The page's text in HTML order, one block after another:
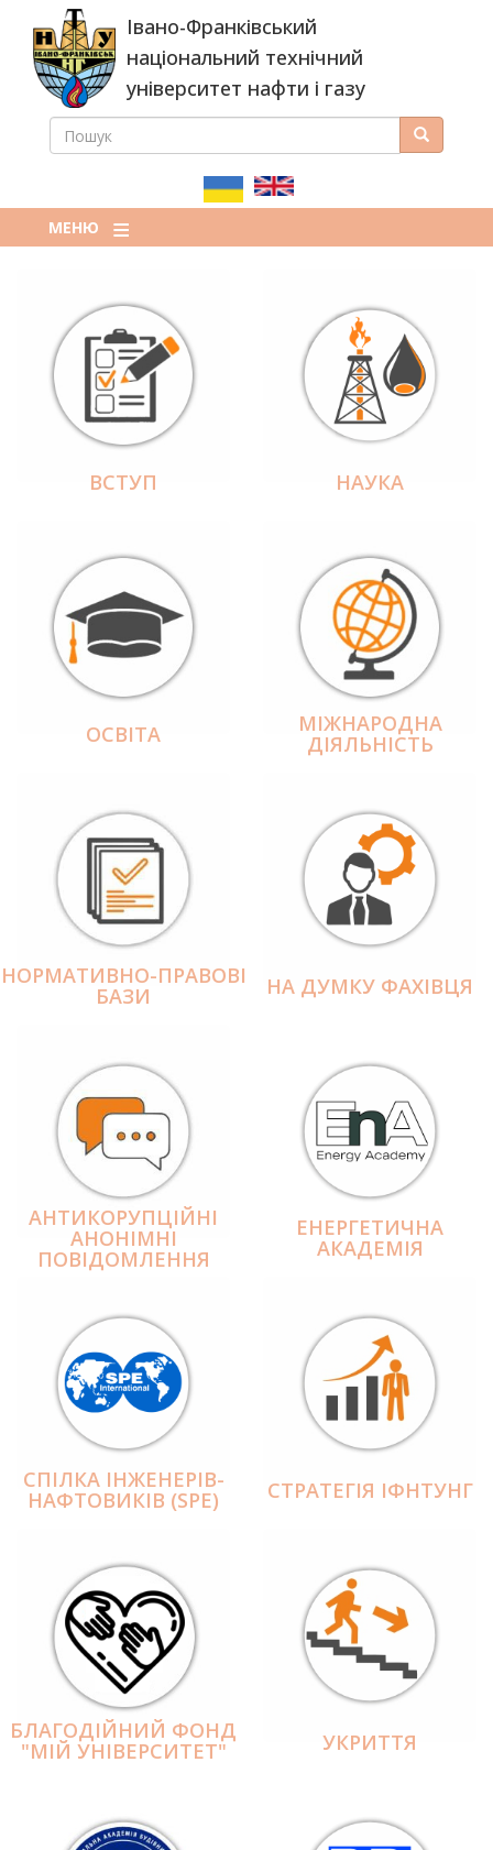
основного
вмісту
Івано-Франківський
національний технічний
університет нафти і газу
ПОШУКОВА
ПОШУК Пошук
МЕНЮ
ВСТУП НАУКА
ОСВІТА МІЖНАРОДНА
ДІЯЛЬНІCТЬ
НОРМАТИВНО-ПРАВОВІ
БАЗИ НА ДУМКУ ФАХІВЦЯ
АНТИКОРУПЦІЙНІ
АНОНІМНІ
ПОВІДОМЛЕННЯ
ЕНЕРГЕТИЧНА
АКАДЕМІЯ
СПІЛКА ІНЖЕНЕРІВ-
НАФТОВИКІВ (SPE) СТРАТЕГІЯ ІФНТУНГ
БЛАГОДІЙНИЙ ФОНД
"МІЙ УНІВЕРСИТЕТ" УКРИТТЯ